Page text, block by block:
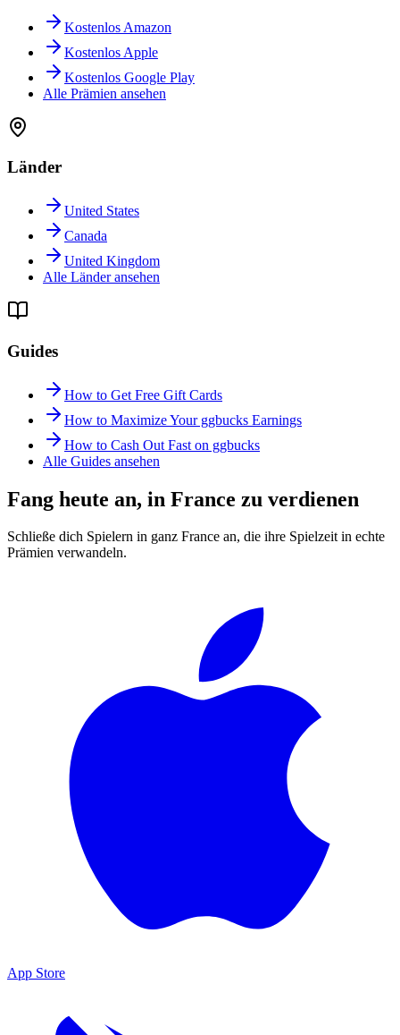
Kostenlos Amazon
Kostenlos Apple
Kostenlos Google Play
Alle Prämien ansehen
Länder
United States
Canada
United Kingdom
Alle Länder ansehen
Guides
How to Get Free Gift Cards
How to Maximize Your ggbucks Earnings
How to Cash Out Fast on ggbucks
Alle Guides ansehen
Fang heute an, in France zu verdienen
Schließe dich Spielern in ganz France an, die ihre Spielzeit in echte
Prämien verwandeln.
App Store